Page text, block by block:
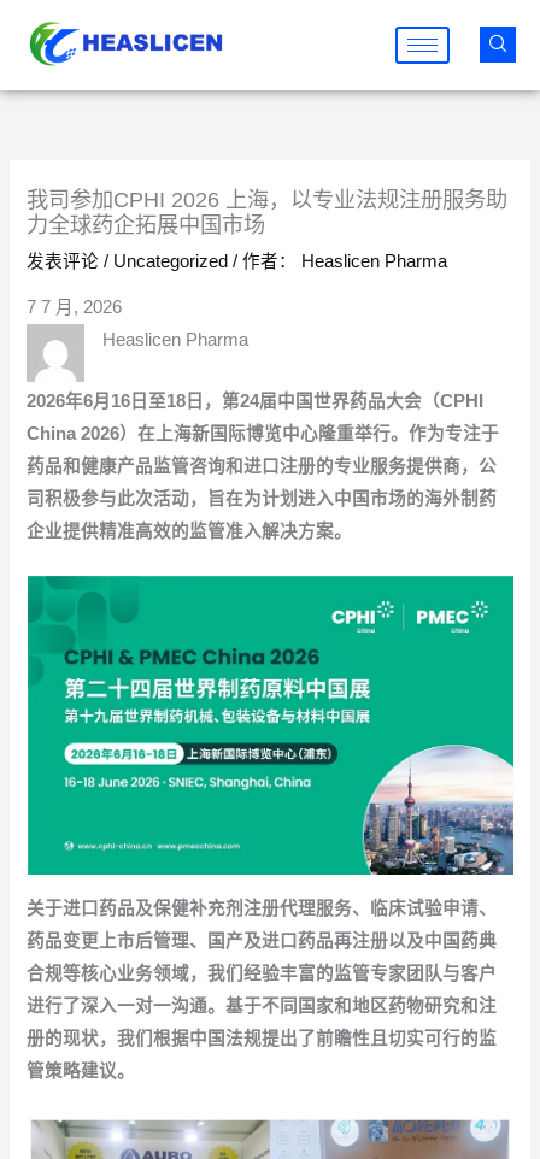
我司参加CPHI 2026 上海，以专业法规注册服务助
力全球药企拓展中国市场
发表评论 / Uncategorized / 作者： Heaslicen Pharma
7 7 月, 2026
Heaslicen Pharma
2026年6月16日至18日，第24届中国世界药品大会（CPHI
China 2026）在上海新国际博览中心隆重举行。作为专注于
药品和健康产品监管咨询和进口注册的专业服务提供商，公
司积极参与此次活动，旨在为计划进入中国市场的海外制药
企业提供精准高效的监管准入解决方案。
关于进口药品及保健补充剂注册代理服务、临床试验申请、
药品变更上市后管理、国产及进口药品再注册以及中国药典
合规等核心业务领域，我们经验丰富的监管专家团队与客户
进行了深入一对一沟通。基于不同国家和地区药物研究和注
册的现状，我们根据中国法规提出了前瞻性且切实可行的监
管策略建议。